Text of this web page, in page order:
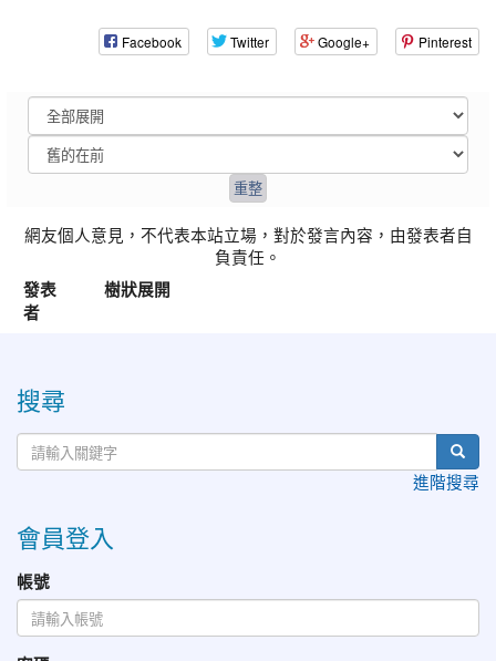
Facebook Twitter Google+ Pinterest
網友個人意見，不代表本站立場，對於發言內容，由發表者自
負責任。
發表
者
樹狀展開
搜尋
進階搜尋
會員登入
帳號